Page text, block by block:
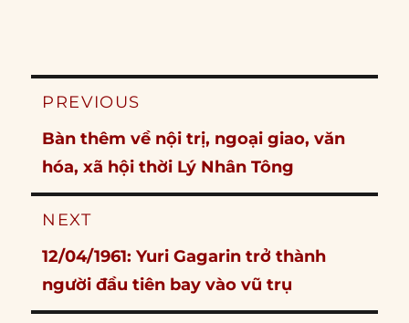
Post
PREVIOUS
Previous
post:
Bàn thêm về nội trị, ngoại giao, văn
hóa, xã hội thời Lý Nhân Tông
NEXT
Next
post:
12/04/1961: Yuri Gagarin trở thành
người đầu tiên bay vào vũ trụ